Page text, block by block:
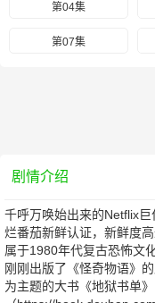
第04集
第07集
剧情介绍
千呼万唤始出来的Netflix
烂番茄新鲜认证，新鲜度
属于1980年代复古恐怖文
刚刚出版了《怪奇物语》
为主题的大书《地狱书单》